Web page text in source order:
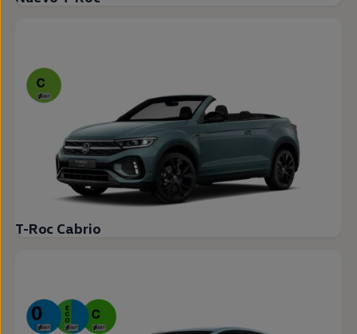
T-Roc Cabrio